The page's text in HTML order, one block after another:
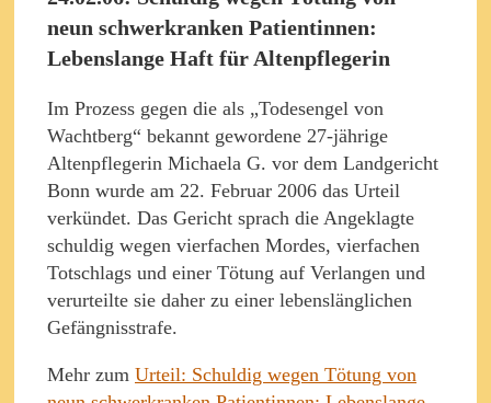
neun schwerkranken Patientinnen:
Lebenslange Haft für Altenpflegerin
Im Prozess gegen die als „Todesengel von
Wachtberg“ bekannt gewordene 27-jährige
Altenpflegerin Michaela G. vor dem Landgericht
Bonn wurde am 22. Februar 2006 das Urteil
verkündet. Das Gericht sprach die Angeklagte
schuldig wegen vierfachen Mordes, vierfachen
Totschlags und einer Tötung auf Verlangen und
verurteilte sie daher zu einer lebenslänglichen
Gefängnisstrafe.
Mehr zum Urteil: Schuldig wegen Tötung von